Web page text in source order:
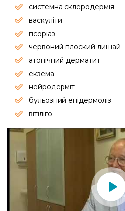
системна склеродермія
васкуліти
псоріаз
червоний плоский лишай
атопічний дерматит
екзема
нейродерміт
бульозний епідермоліз
вітіліго